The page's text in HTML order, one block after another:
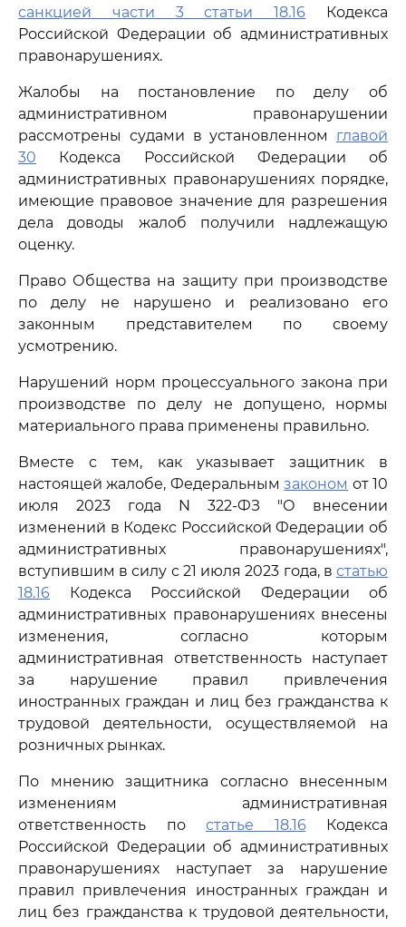
санкцией части 3 статьи 18.16 Кодекса
Российской Федерации об административных
правонарушениях.
Жалобы на постановление по делу об
административном правонарушении
рассмотрены судами в установленном главой
30 Кодекса Российской Федерации об
административных правонарушениях порядке,
имеющие правовое значение для разрешения
дела доводы жалоб получили надлежащую
оценку.
Право Общества на защиту при производстве
по делу не нарушено и реализовано его
законным представителем по своему
усмотрению.
Нарушений норм процессуального закона при
производстве по делу не допущено, нормы
материального права применены правильно.
Вместе с тем, как указывает защитник в
настоящей жалобе, Федеральнымзаконом от 10
июля 2023 года N 322-ФЗ "О внесении
изменений в Кодекс Российской Федерации об
административных правонарушениях",
вступившим в силу с 21 июля 2023 года, в статью
18.16 Кодекса Российской Федерации об
административных правонарушениях внесены
изменения, согласно которым
административная ответственность наступает
за нарушение правил привлечения
иностранных граждан и лиц без гражданства к
трудовой деятельности, осуществляемой на
розничных рынках.
По мнению защитника согласно внесенным
изменениям административная
ответственность по статье 18.16Кодекса
Российской Федерации об административных
правонарушениях наступает за нарушение
правил привлечения иностранных граждан и
лиц без гражданства к трудовой деятельности,